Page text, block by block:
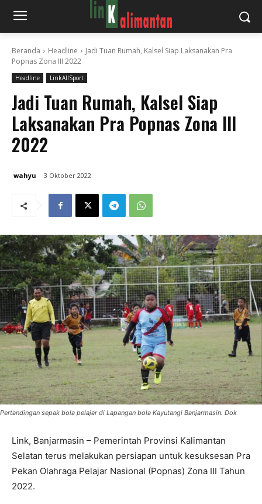
Beranda Headline
Jadi Tuan Rumah, Kalsel Siap Laksanakan Pra
Popnas Zona III 2022
Headline LinkAllSport
Jadi Tuan Rumah, Kalsel Siap
Laksanakan Pra Popnas Zona III
2022
wahyu 3 Oktober 2022
Pertandingan sepak bola pelajar di Lapangan bola Kayutangi Banjarmasin. Dok
Link, Banjarmasin – Pemerintah Provinsi Kalimantan
Selatan terus melakukan persiapan untuk kesuksesan Pra
Pekan Olahraga Pelajar Nasional (Popnas) Zona III Tahun
2022.